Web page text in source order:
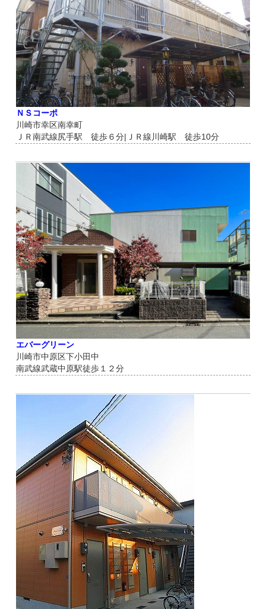
ＮＳコーポ
川崎市幸区南幸町
ＪＲ南武線尻手駅 徒歩６分|ＪＲ線川崎駅 徒歩10分
エバーグリーン
川崎市中原区下小田中
南武線武蔵中原駅徒歩１２分